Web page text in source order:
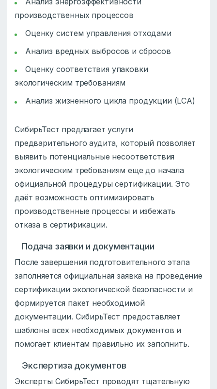
производственных процессов
Оценку систем управления отходами
Анализ вредных выбросов и сбросов
Оценку соответствия упаковки
экологическим требованиям
Анализ жизненного цикла продукции (LCA)
СибирьТест предлагает услуги
предварительного аудита, который позволяет
выявить потенциальные несоответствия
экологическим требованиям еще до начала
официальной процедуры сертификации. Это
даёт возможность оптимизировать
производственные процессы и избежать
отказа в сертификации.
Подача заявки и документации
После завершения подготовительного этапа
заполняется официальная заявка на проведение
сертификации экологической безопасности и
формируется пакет необходимой
документации. СибирьТест предоставляет
шаблоны всех необходимых документов и
помогает клиентам правильно их заполнить.
Экспертиза документов
Эксперты СибирьТест проводят тщательную